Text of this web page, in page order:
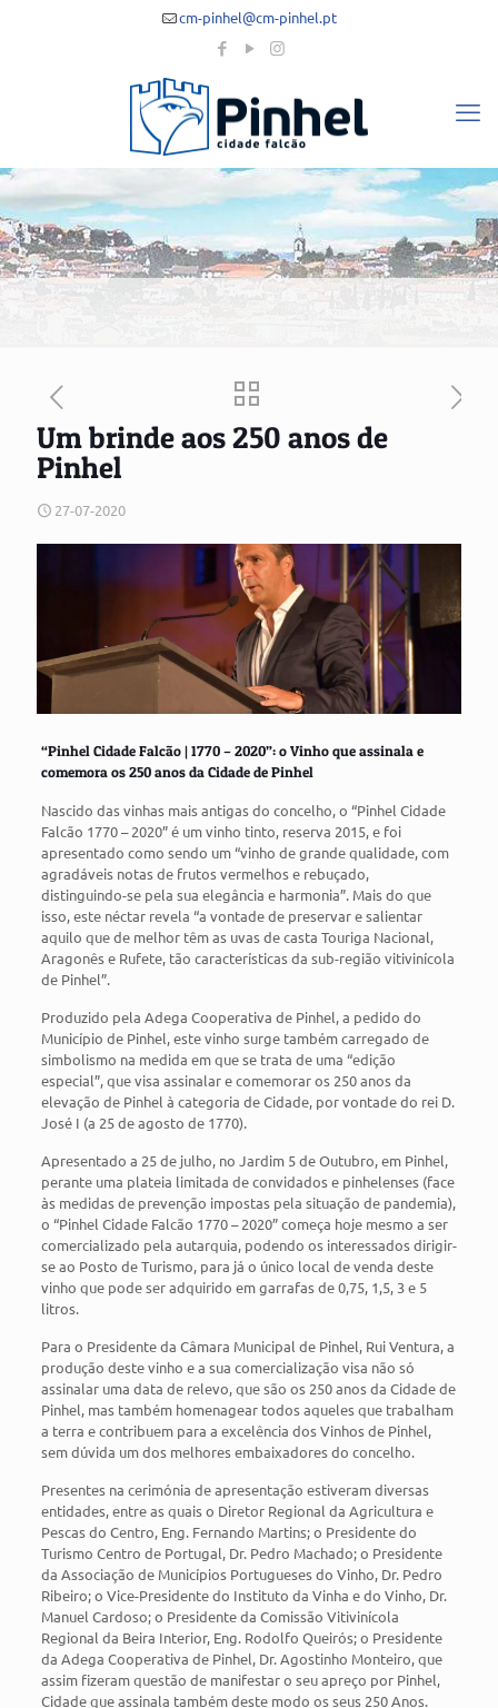
cm-pinhel@cm-pinhel.pt
Um brinde aos 250 anos de
Pinhel
27-07-2020
“Pinhel Cidade Falcão | 1770 – 2020”: o Vinho que assinala e
comemora os 250 anos da Cidade de Pinhel
Nascido das vinhas mais antigas do concelho, o “Pinhel Cidade
Falcão 1770 – 2020” é um vinho tinto, reserva 2015, e foi
apresentado como sendo um “vinho de grande qualidade, com
agradáveis notas de frutos vermelhos e rebuçado,
distinguindo-se pela sua elegância e harmonia”. Mais do que
isso, este néctar revela “a vontade de preservar e salientar
aquilo que de melhor têm as uvas de casta Touriga Nacional,
Aragonês e Rufete, tão características da sub-região vitivinícola
de Pinhel”.
Produzido pela Adega Cooperativa de Pinhel, a pedido do
Município de Pinhel, este vinho surge também carregado de
simbolismo na medida em que se trata de uma “edição
especial”, que visa assinalar e comemorar os 250 anos da
elevação de Pinhel à categoria de Cidade, por vontade do rei D.
José I (a 25 de agosto de 1770).
Apresentado a 25 de julho, no Jardim 5 de Outubro, em Pinhel,
perante uma plateia limitada de convidados e pinhelenses (face
às medidas de prevenção impostas pela situação de pandemia),
o “Pinhel Cidade Falcão 1770 – 2020” começa hoje mesmo a ser
comercializado pela autarquia, podendo os interessados dirigir-
se ao Posto de Turismo, para já o único local de venda deste
vinho que pode ser adquirido em garrafas de 0,75, 1,5, 3 e 5
litros.
Para o Presidente da Câmara Municipal de Pinhel, Rui Ventura, a
produção deste vinho e a sua comercialização visa não só
assinalar uma data de relevo, que são os 250 anos da Cidade de
Pinhel, mas também homenagear todos aqueles que trabalham
a terra e contribuem para a excelência dos Vinhos de Pinhel,
sem dúvida um dos melhores embaixadores do concelho.
Presentes na cerimónia de apresentação estiveram diversas
entidades, entre as quais o Diretor Regional da Agricultura e
Pescas do Centro, Eng. Fernando Martins; o Presidente do
Turismo Centro de Portugal, Dr. Pedro Machado; o Presidente
da Associação de Municípios Portugueses do Vinho, Dr. Pedro
Ribeiro; o Vice-Presidente do Instituto da Vinha e do Vinho, Dr.
Manuel Cardoso; o Presidente da Comissão Vitivinícola
Regional da Beira Interior, Eng. Rodolfo Queirós; o Presidente
da Adega Cooperativa de Pinhel, Dr. Agostinho Monteiro, que
assim fizeram questão de manifestar o seu apreço por Pinhel,
Cidade que assinala também deste modo os seus 250 Anos.